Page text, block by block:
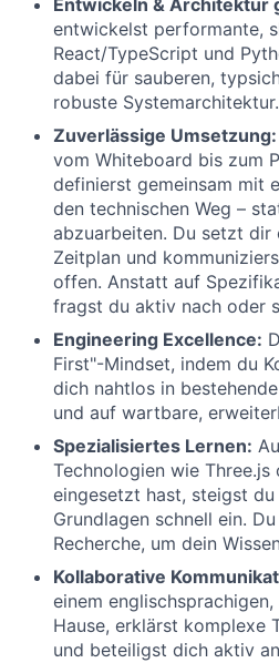
Entwickeln & Architektur
entwickelst performante,
React/TypeScript und
dabei für sauberen,
robuste Systemarchitektur.
Zuverlässige Umsetzung:
vom Whiteboard bis zum
definierst gemeinsam mit
den technischen Weg –
abzuarbeiten. Du setzt dir
Zeitplan und
offen. Anstatt auf
fragst du aktiv nach oder
Engineering Excellence:
First"-Mindset, indem du
dich nahtlos in
und auf wartbare,
Spezialisiertes Lernen:
Technologien wie
eingesetzt hast, steigst
Grundlagen schnell ein.
Recherche, um dein
Kollaborative
einem
Hause, erklärst komplexe
und beteiligst dich aktiv